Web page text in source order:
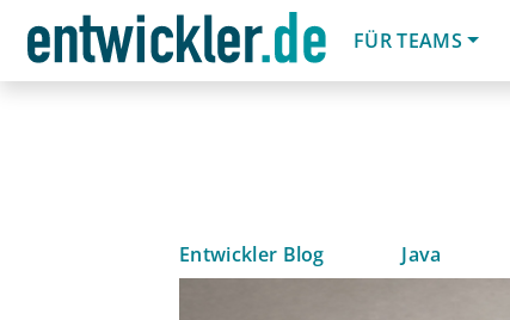
FÜR TEAMS
Entwickler Blog Java